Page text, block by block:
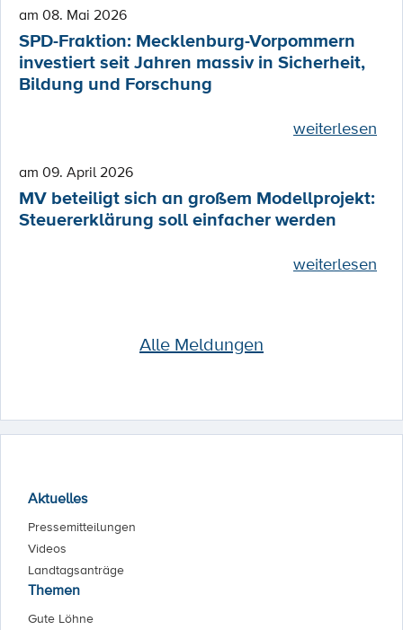
am 08. Mai 2026
SPD-Fraktion: Mecklenburg-Vorpommern
investiert seit Jahren massiv in Sicherheit,
Bildung und Forschung
weiterlesen
am 09. April 2026
MV beteiligt sich an großem Modellprojekt:
Steuererklärung soll einfacher werden
weiterlesen
Alle Meldungen
Aktuelles
Pressemitteilungen
Videos
Landtagsanträge
Themen
Gute Löhne